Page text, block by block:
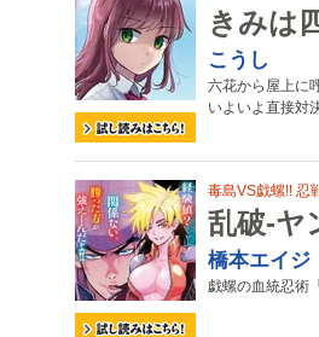
きみは
こうし
六花から屋上に
いよいよ直接対
毒島VS戯螺!! 忍
乱破-ヤ
橋本エイジ
戯螺の血統忍術